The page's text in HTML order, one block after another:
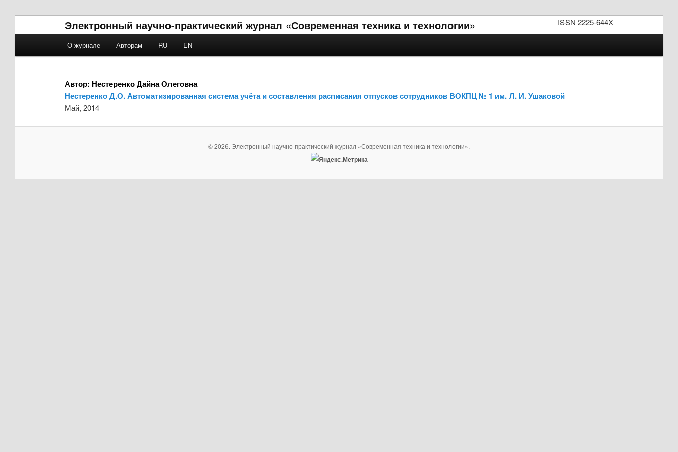
ISSN 2225-644X
Электронный научно-практический журнал «Современная техника и технологии»
Skip to primary content
Skip to secondary content
О журнале Авторам RU EN
Автор: Нестеренко Дайна Олеговна
Нестеренко Д.О. Автоматизированная система учёта и составления расписания отпусков сотрудников ВОКПЦ № 1 им. Л. И. Ушаковой
Май, 2014
© 2026. Электронный научно-практический журнал «Современная техника и технологии».